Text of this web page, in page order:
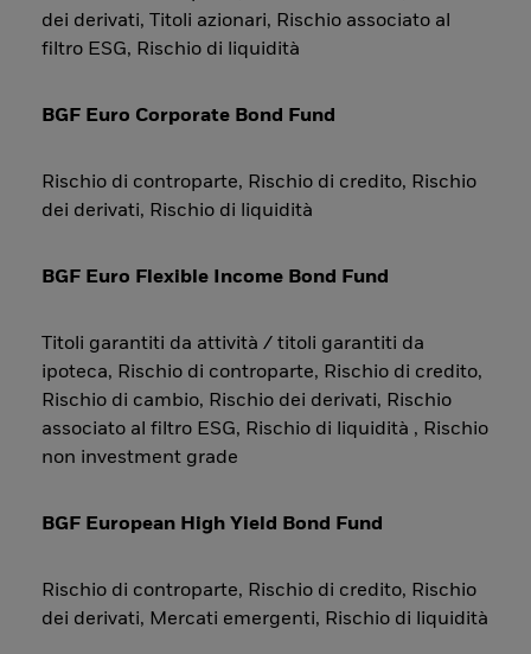
dei derivati, Titoli azionari, Rischio associato al
filtro ESG, Rischio di liquidità
BGF Euro Corporate Bond Fund
Rischio di controparte, Rischio di credito, Rischio
dei derivati, Rischio di liquidità
BGF Euro Flexible Income Bond Fund
Titoli garantiti da attività / titoli garantiti da
ipoteca, Rischio di controparte, Rischio di credito,
Rischio di cambio, Rischio dei derivati, Rischio
associato al filtro ESG, Rischio di liquidità , Rischio
non investment grade
BGF European High Yield Bond Fund
Rischio di controparte, Rischio di credito, Rischio
dei derivati, Mercati emergenti, Rischio di liquidità